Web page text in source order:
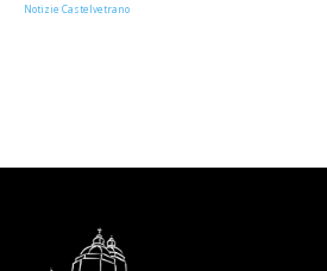
Notizie Castelvetrano